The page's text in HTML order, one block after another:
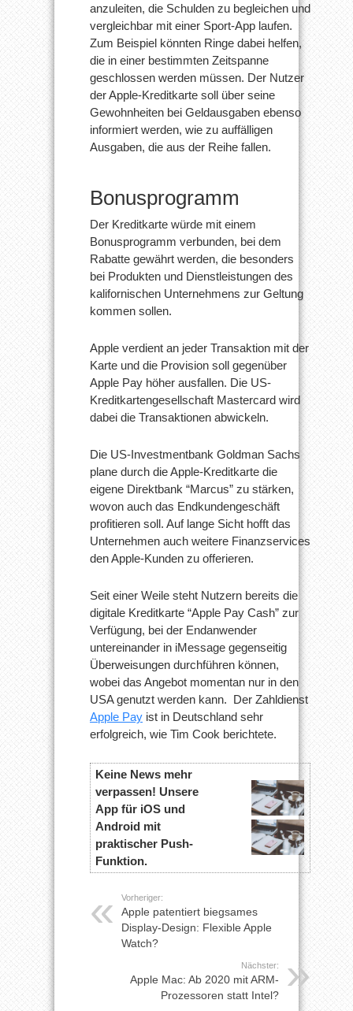
anzuleiten, die Schulden zu begleichen und
vergleichbar mit einer Sport-App laufen.
Zum Beispiel könnten Ringe dabei helfen,
die in einer bestimmten Zeitspanne
geschlossen werden müssen. Der Nutzer
der Apple-Kreditkarte soll über seine
Gewohnheiten bei Geldausgaben ebenso
informiert werden, wie zu auffälligen
Ausgaben, die aus der Reihe fallen.
Bonusprogramm
Der Kreditkarte würde mit einem
Bonusprogramm verbunden, bei dem
Rabatte gewährt werden, die besonders
bei Produkten und Dienstleistungen des
kalifornischen Unternehmens zur Geltung
kommen sollen.
Apple verdient an jeder Transaktion mit der
Karte und die Provision soll gegenüber
Apple Pay höher ausfallen. Die US-
Kreditkartengesellschaft Mastercard wird
dabei die Transaktionen abwickeln.
Die US-Investmentbank Goldman Sachs
plane durch die Apple-Kreditkarte die
eigene Direktbank “Marcus” zu stärken,
wovon auch das Endkundengeschäft
profitieren soll. Auf lange Sicht hofft das
Unternehmen auch weitere Finanzservices
den Apple-Kunden zu offerieren.
Seit einer Weile steht Nutzern bereits die
digitale Kreditkarte “Apple Pay Cash” zur
Verfügung, bei der Endanwender
untereinander in iMessage gegenseitig
Überweisungen durchführen können,
wobei das Angebot momentan nur in den
USA genutzt werden kann. Der Zahldienst
Apple Pay ist in Deutschland sehr
erfolgreich, wie Tim Cook berichtete.
Keine News mehr
verpassen! Unsere
App für iOS und
Android mit
praktischer Push-
Funktion.
Vorheriger:
Apple patentiert biegsames
Display-Design: Flexible Apple
Watch?
Nächster:
Apple Mac: Ab 2020 mit ARM-
Prozessoren statt Intel?